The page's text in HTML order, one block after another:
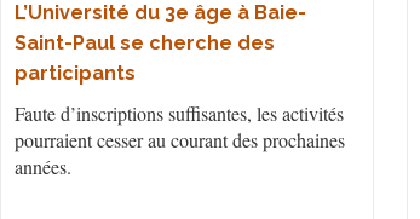
L’Université du 3e âge à Baie-
Saint-Paul se cherche des
participants
Faute d’inscriptions suffisantes, les activités
pourraient cesser au courant des prochaines
années.